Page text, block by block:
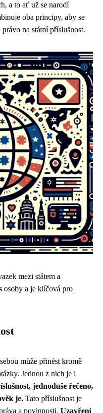
a to ať už se narodí
oba principy, aby se
na státní příslušnost.
mezi státem a
osoby a je klíčová pro
může přinést kromě
Jednou z nich je i
jednoduše řečeno,
je. Tato příslušnost je
a povinnosti. Uzavření